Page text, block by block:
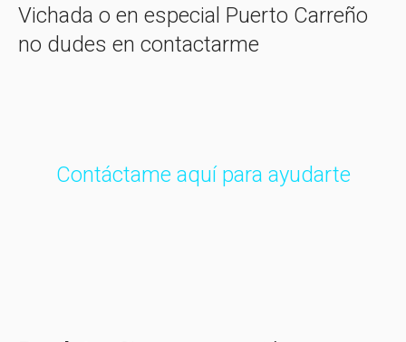
Vichada o en especial Puerto Carreño
no dudes en contactarme
Contáctame aquí para ayudarte